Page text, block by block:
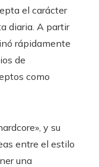
el carácter
diaria. A partir
rápidamente
de
como
y su
entre el estilo
una